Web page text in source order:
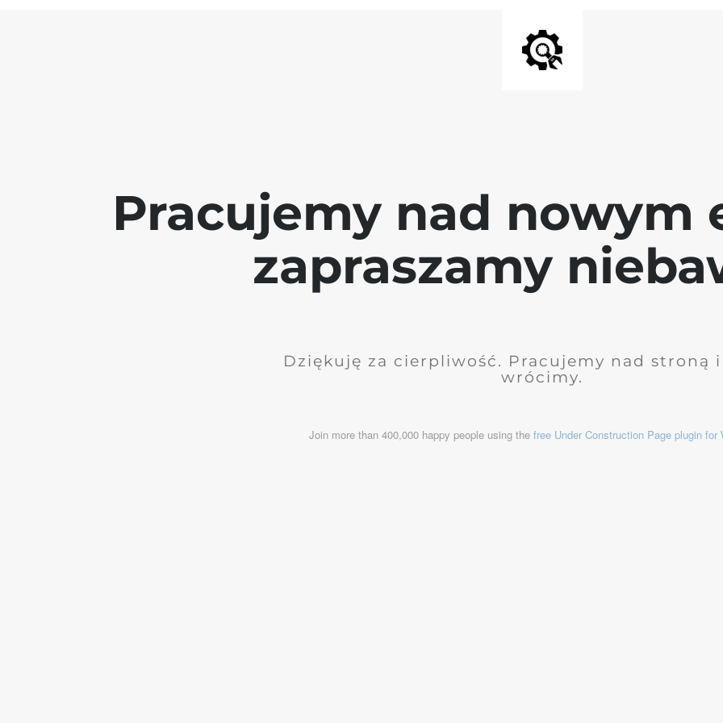
Pracujemy nad nowym
zapraszamy
Dziękuję za cierpliwość. Pracujemy nad stroną
wrócimy.
Join more than 400,000 happy people using the free Under Construction Page plugin for